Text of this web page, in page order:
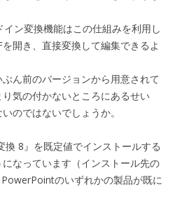
イン変換機能はこの仕組みを利用し
開き、直接変換して編集できるよ
ん前のバージョンから用意されて
気の付かないところにあるせい
のではないでしょうか。
換 8』を既定値でインストールする
なっています（インストール先の
のいずれかの製品が既に